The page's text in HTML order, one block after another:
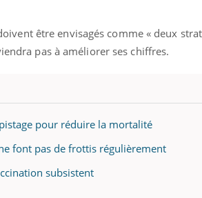
être envisagés comme « deux
pas à améliorer ses chiffres.
pour réduire la mortalité
font pas de frottis régulièrement
subsistent